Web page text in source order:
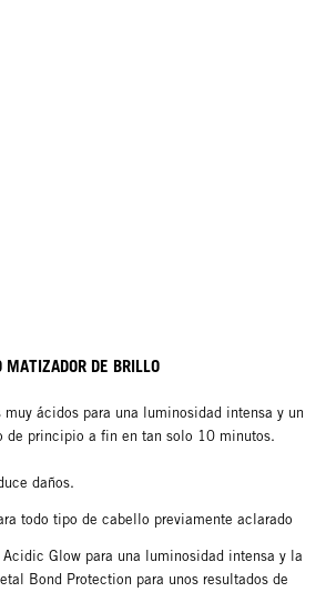
MATIZADOR DE BRILLO
muy ácidos para una luminosidad intensa y un
de principio a fin en tan solo 10 minutos.
daños.
todo tipo de cabello previamente aclarado
Glow para una luminosidad intensa y la
Bond Protection para unos resultados de